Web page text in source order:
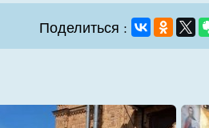
Поделиться :